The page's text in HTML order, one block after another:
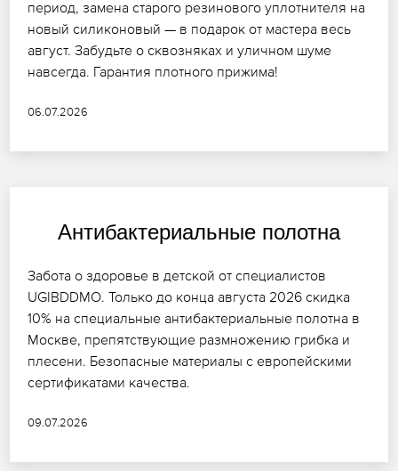
период, замена старого резинового уплотнителя на
новый силиконовый — в подарок от мастера весь
август. Забудьте о сквозняках и уличном шуме
навсегда. Гарантия плотного прижима!
06.07.2026
Антибактериальные полотна
Забота о здоровье в детской от специалистов
UGIBDDMO. Только до конца августа 2026 скидка
10% на специальные антибактериальные полотна в
Москве, препятствующие размножению грибка и
плесени. Безопасные материалы с европейскими
сертификатами качества.
09.07.2026